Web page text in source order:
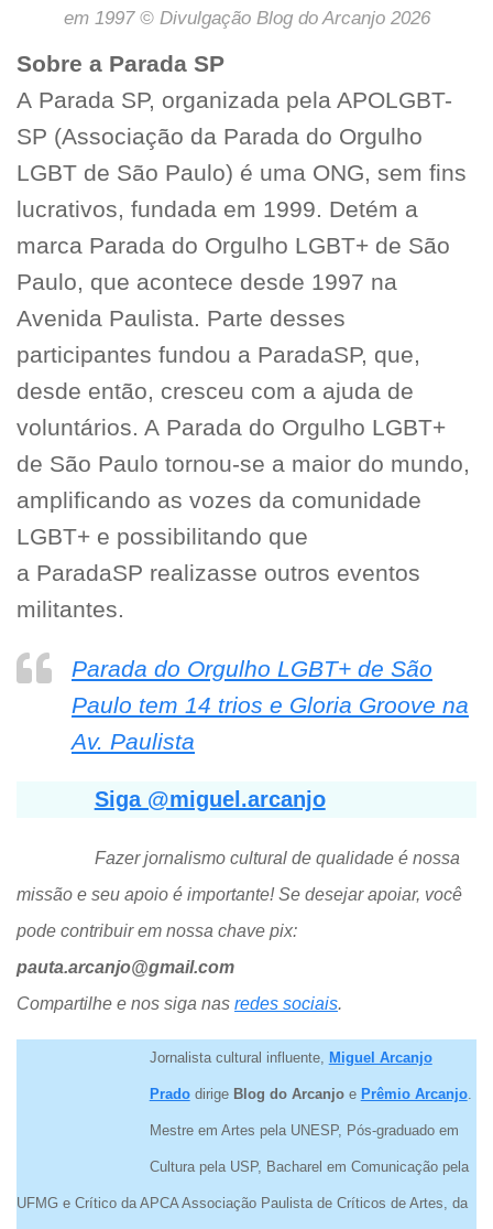
em 1997 © Divulgação Blog do Arcanjo 2026
Sobre a Parada SP
A Parada SP, organizada pela APOLGBT-
SP (Associação da Parada do Orgulho
LGBT de São Paulo) é uma ONG, sem fins
lucrativos, fundada em 1999. Detém a
marca Parada do Orgulho LGBT+ de São
Paulo, que acontece desde 1997 na
Avenida Paulista. Parte desses
participantes fundou a ParadaSP, que,
desde então, cresceu com a ajuda de
voluntários. A Parada do Orgulho LGBT+
de São Paulo tornou-se a maior do mundo,
amplificando as vozes da comunidade
LGBT+ e possibilitando que
a ParadaSP realizasse outros eventos
militantes.
Parada do Orgulho LGBT+ de São
Paulo tem 14 trios e Gloria Groove na
Av. Paulista
Siga @miguel.arcanjo
Fazer jornalismo cultural de qualidade é nossa
missão e seu apoio é importante! Se desejar apoiar, você
pode contribuir em nossa chave pix:
pauta.arcanjo@gmail.com
Compartilhe e nos siga nas redes sociais.
Jornalista cultural influente, Miguel Arcanjo
Pradodirige Blog do Arcanjoe Prêmio Arcanjo.
Mestre em Artes pela UNESP, Pós-graduado em
Cultura pela USP, Bacharel em Comunicação pela
UFMG e Crítico da APCA Associação Paulista de Críticos de Artes, da